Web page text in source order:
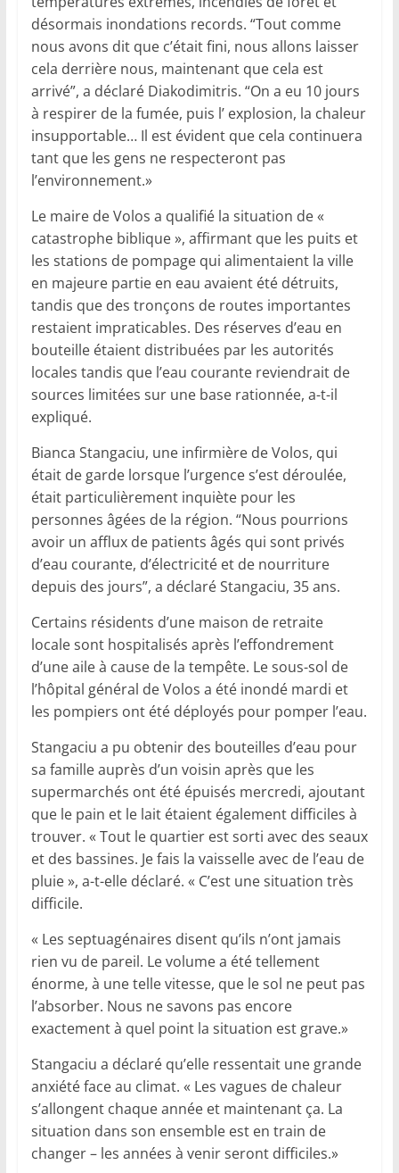
désormais inondations records. “Tout comme
nous avons dit que c’était fini, nous allons laisser
cela derrière nous, maintenant que cela est
arrivé”, a déclaré Diakodimitris. “On a eu 10 jours
à respirer de la fumée, puis l’ explosion, la chaleur
insupportable… Il est évident que cela continuera
tant que les gens ne respecteront pas
l’environnement.»
Le maire de Volos a qualifié la situation de «
catastrophe biblique », affirmant que les puits et
les stations de pompage qui alimentaient la ville
en majeure partie en eau avaient été détruits,
tandis que des tronçons de routes importantes
restaient impraticables. Des réserves d’eau en
bouteille étaient distribuées par les autorités
locales tandis que l’eau courante reviendrait de
sources limitées sur une base rationnée, a-t-il
expliqué.
Bianca Stangaciu, une infirmière de Volos, qui
était de garde lorsque l’urgence s’est déroulée,
était particulièrement inquiète pour les
personnes âgées de la région. “Nous pourrions
avoir un afflux de patients âgés qui sont privés
d’eau courante, d’électricité et de nourriture
depuis des jours”, a déclaré Stangaciu, 35 ans.
Certains résidents d’une maison de retraite
locale sont hospitalisés après l’effondrement
d’une aile à cause de la tempête. Le sous-sol de
l’hôpital général de Volos a été inondé mardi et
les pompiers ont été déployés pour pomper l’eau.
Stangaciu a pu obtenir des bouteilles d’eau pour
sa famille auprès d’un voisin après que les
supermarchés ont été épuisés mercredi, ajoutant
que le pain et le lait étaient également difficiles à
trouver. « Tout le quartier est sorti avec des seaux
et des bassines. Je fais la vaisselle avec de l’eau de
pluie », a-t-elle déclaré. « C’est une situation très
difficile.
« Les septuagénaires disent qu’ils n’ont jamais
rien vu de pareil. Le volume a été tellement
énorme, à une telle vitesse, que le sol ne peut pas
l’absorber. Nous ne savons pas encore
exactement à quel point la situation est grave.»
Stangaciu a déclaré qu’elle ressentait une grande
anxiété face au climat. « Les vagues de chaleur
s’allongent chaque année et maintenant ça. La
situation dans son ensemble est en train de
changer – les années à venir seront difficiles.»